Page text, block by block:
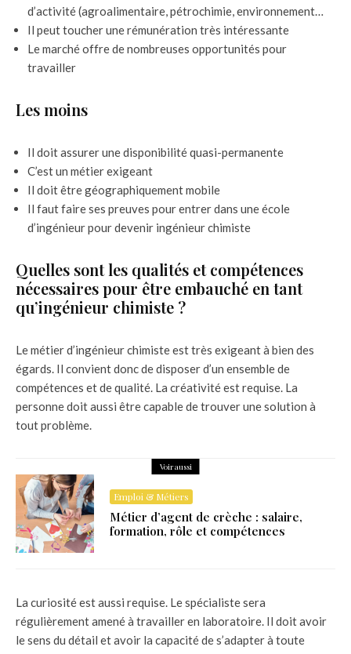
d’activité (agroalimentaire, pétrochimie, environnement…
Il peut toucher une rémunération très intéressante
Le marché offre de nombreuses opportunités pour
travailler
Les moins
Il doit assurer une disponibilité quasi-permanente
C’est un métier exigeant
Il doit être géographiquement mobile
Il faut faire ses preuves pour entrer dans une école
d’ingénieur pour devenir ingénieur chimiste
Quelles sont les qualités et compétences
nécessaires pour être embauché en tant
qu’ingénieur chimiste ?
Le métier d’ingénieur chimiste est très exigeant à bien des
égards. Il convient donc de disposer d’un ensemble de
compétences et de qualité. La créativité est requise. La
personne doit aussi être capable de trouver une solution à
tout problème.
Voir aussi
Emploi & Métiers
Métier d’agent de crèche : salaire,
formation, rôle et compétences
La curiosité est aussi requise. Le spécialiste sera
régulièrement amené à travailler en laboratoire. Il doit avoir
le sens du détail et avoir la capacité de s’adapter à toute